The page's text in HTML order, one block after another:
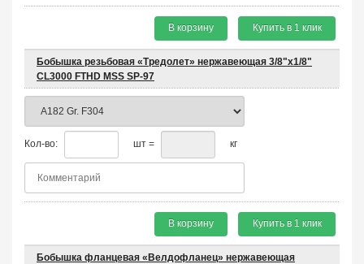
В корзину Купить в 1 клик
Бобышка резьбовая «Тредолет» нержавеющая 3/8"х1/8"
CL3000 FTHD MSS SP-97
Кол-во: шт = кг
В корзину Купить в 1 клик
Бобышка фланцевая «Велдофланец» нержавеющая